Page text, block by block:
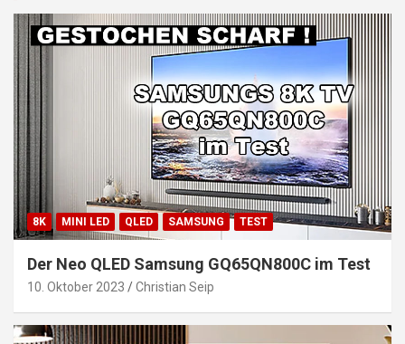
8K MINI LED QLED SAMSUNG TEST
Der Neo QLED Samsung GQ65QN800C im Test
10. Oktober 2023 Christian Seip